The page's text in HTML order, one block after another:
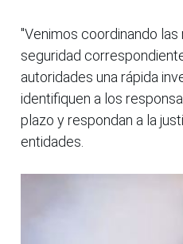
"Venimos coordinando
seguridad
autoridades una rápida
identifiquen a los
plazo y respondan a la
entidades.